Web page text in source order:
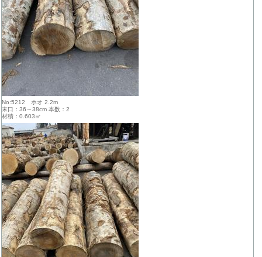
No:5212 ホオ 2.2m
末口：36～38cm 本数：2
材積：0.603㎥